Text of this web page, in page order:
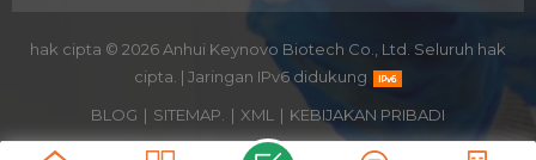
hak cipta © 2026 Anhui Keynovo Biotech Co., Ltd. Seluruh hak
cipta. | Jaringan IPv6 didukung
BLOG | SITEMAP. | XML | KEBIJAKAN PRIBADI